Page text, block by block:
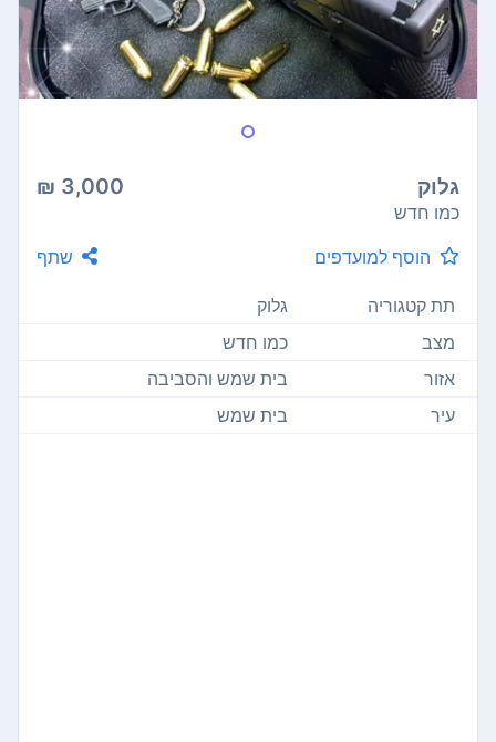
גלוק 3,000 ₪
כמו חדש
הוסף למועדפים
שתף
תת קטגוריה
גלוק
מצב
כמו חדש
אזור
בית שמש והסביבה
עיר
בית שמש